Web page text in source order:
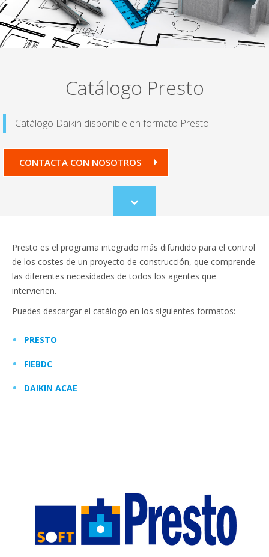
Catálogo Presto
Catálogo Daikin disponible en formato Presto
CONTACTA CON NOSOTROS
Scroll
to
Presto es el programa integrado más difundido para el control
de los costes de un proyecto de construcción, que comprende
las diferentes necesidades de todos los agentes que
intervienen.
Puedes descargar el catálogo en los siguientes formatos:
PRESTO
FIEBDC
DAIKIN ACAE